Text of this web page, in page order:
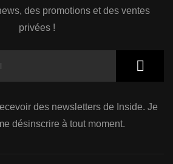
des promotions et des ventes
privées !
des newsletters de Inside. Je
désinscrire à tout moment.